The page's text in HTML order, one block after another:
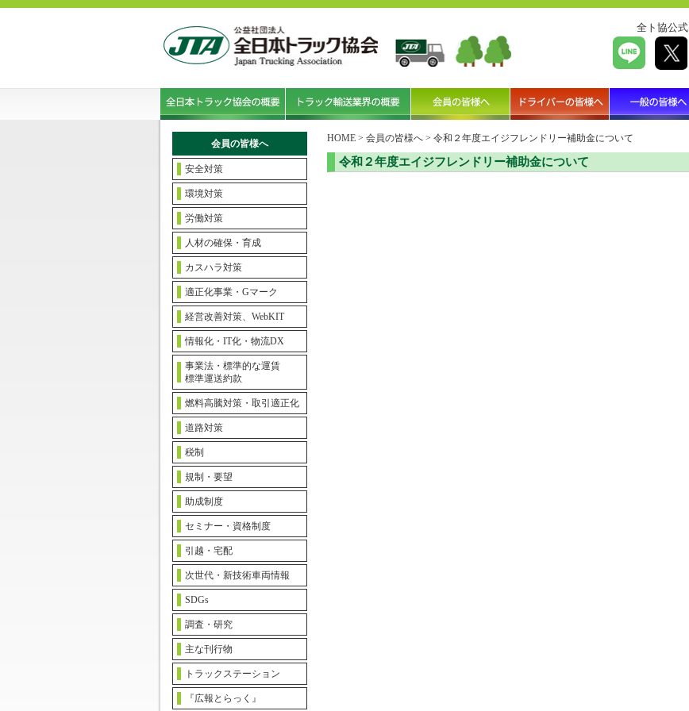
全ト協公式
会員の皆様へ
安全対策
環境対策
労働対策
人材の確保・育成
カスハラ対策
適正化事業・Gマーク
経営改善対策、WebKIT
情報化・IT化・物流DX
事業法・標準的な運賃
標準運送約款
燃料高騰対策・取引適正化
道路対策
税制
規制・要望
助成制度
セミナー・資格制度
引越・宅配
次世代・新技術車両情報
SDGs
調査・研究
主な刊行物
トラックステーション
『広報とらっく』
HOME > 会員の皆様へ > 令和２年度エイジフレンドリー補助金について
令和２年度エイジフレンドリー補助金について